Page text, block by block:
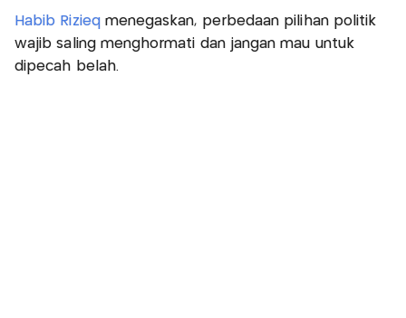
Habib Rizieq menegaskan, perbedaan pilihan politik
wajib saling menghormati dan jangan mau untuk
dipecah belah.